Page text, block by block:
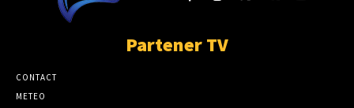
Partener TV
CONTACT
METEO